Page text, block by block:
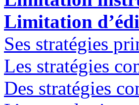
Limitation
Ses stratégies
Les stratégies
Des stratégies